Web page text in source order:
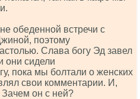
обеденной встречи с
поэтому
Слава богу Эд завел
они сидели
пока мы болтали о женских
свои комментарии. И,
он с ней?